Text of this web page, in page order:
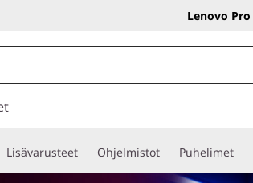
Lenovo Pro
Lisävarusteet Ohjelmistot Puhelimet